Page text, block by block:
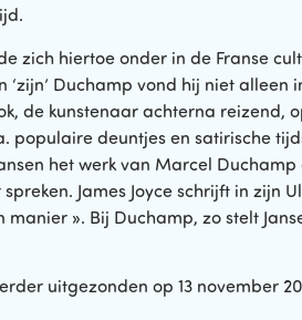
zich hiertoe onder in de Franse
Duchamp vond hij niet alleen
de kunstenaar achterna reizend,
populaire deuntjes en satirische
het werk van Marcel Duchamp
James Joyce schrijft in zijn
». Bij Duchamp, zo stelt
uitgezonden op 13 november